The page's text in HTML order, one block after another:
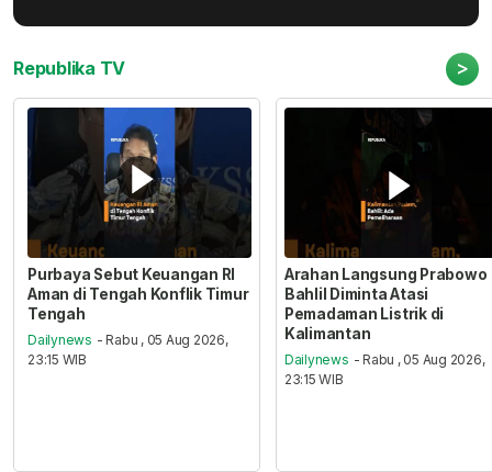
Republika TV >
Purbaya Sebut Keuangan RI
Aman di Tengah Konflik Timur
Tengah
Dailynews - Rabu , 05 Aug 2026,
23:15 WIB
Arahan Langsung Prabowo
Bahlil Diminta Atasi
Pemadaman Listrik di
Kalimantan
Dailynews - Rabu , 05 Aug 2026,
23:15 WIB